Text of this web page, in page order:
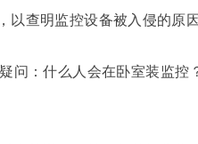
以查明监控设备被入侵的原
问：什么人会在卧室装监控